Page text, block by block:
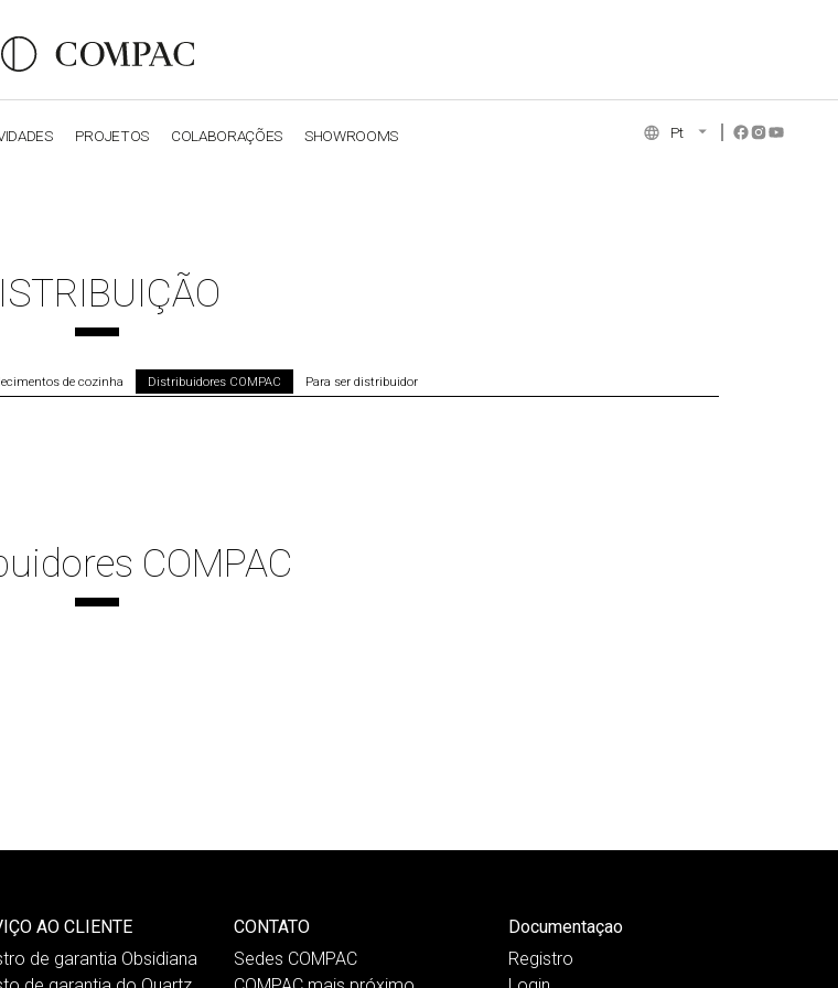
PROJETOS COLABORAÇÕES SHOWROOMS Pt
de cozinha Distribuidores COMPAC Para ser distribuidor
COMPAC
AO CLIENTE
de garantia Obsidiana
CONTATO
Sedes COMPAC
Documentaçao
Registro